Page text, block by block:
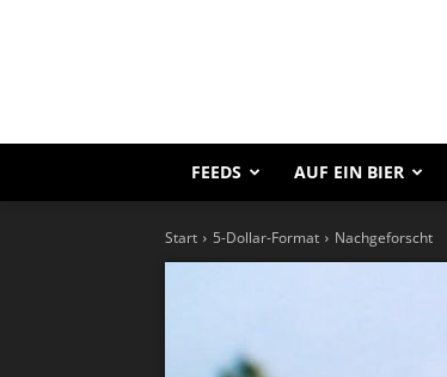
FEEDS AUF EIN BIER
Start 5-Dollar-Format Nachgeforscht